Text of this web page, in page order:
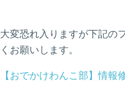
大変恐れ入りますが下記の
くお願いします。
【おでかけわんこ部】情報